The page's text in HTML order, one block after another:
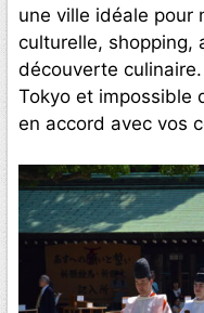
une ville idéale pour
culturelle, shopping,
découverte culinaire.
Tokyo et impossible
en accord avec vos